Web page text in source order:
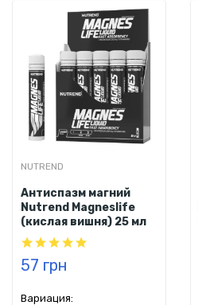
NUTREND
Антиспазм магний
Nutrend Magneslife
(кислая вишня) 25 мл
57 грн
Вариация: